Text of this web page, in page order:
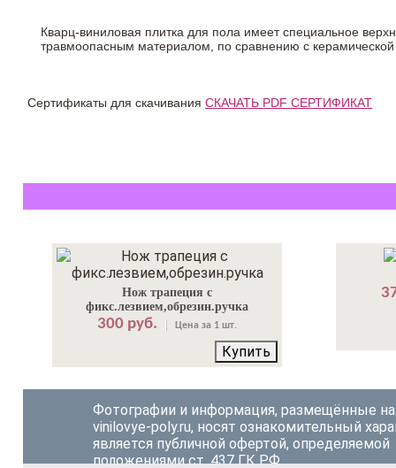
Кварц-виниловая плитка для пола имеет специальное
травмоопасным материалом, по сравнению с
Сертификаты для скачивания СКАЧАТЬ PDF СЕРТИФИКАТ
Нож трапеция с
фикс.лезвием,обрезин.ручка
300 руб. Цена за 1 шт.
Купить
Фотографии и информация, размещённые на
vinilovye-poly.ru, носят ознакомительный
является публичной офертой, определяемой
положениями ст. 437 ГК РФ.